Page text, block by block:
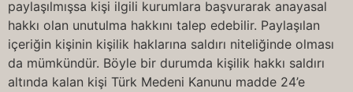
paylaşılmışsa kişi ilgili kurumlara başvurarak anayasal
hakkı olan unutulma hakkını talep edebilir. Paylaşılan
içeriğin kişinin kişilik haklarına saldırı niteliğinde olması
da mümkündür. Böyle bir durumda kişilik hakkı saldırı
altında kalan kişi Türk Medeni Kanunu madde 24’e